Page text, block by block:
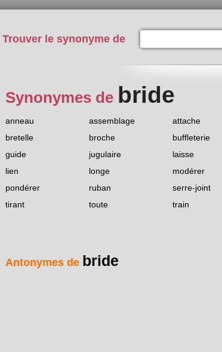
Trouver le synonyme de
Synonymes de bride
anneau assemblage attache
bretelle
broche buffleterie
guide
jugulaire laisse
lien
longe modérer
pondérer
ruban serre-joint
tirant
toute train
Antonymes de bride